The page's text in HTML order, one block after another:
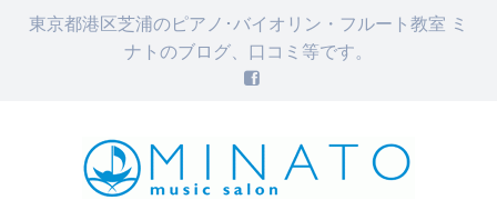
東京都港区芝浦のピアノ･バイオリン・フルート教室 ミ
ナトのブログ、口コミ等です。